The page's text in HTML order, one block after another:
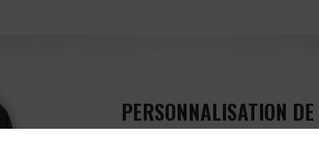
PERSONNALISATION